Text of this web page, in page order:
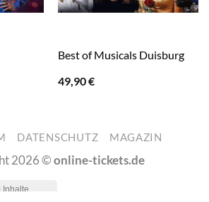
Best of Musicals Duisburg
49,90€
DATENSCHUTZ MAGAZIN
2026 ©online-tickets.de